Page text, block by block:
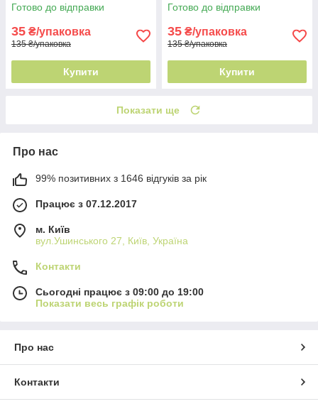
Готово до відправки
35 ₴/упаковка
135 ₴/упаковка
Купити
Готово до відправки
35 ₴/упаковка
135 ₴/упаковка
Купити
Показати ще
Про нас
99% позитивних з 1646 відгуків за рік
Працює з 07.12.2017
м. Київ
вул.Ушинського 27, Київ, Україна
Контакти
Сьогодні працює з 09:00 до 19:00
Показати весь графік роботи
Про нас
Контакти